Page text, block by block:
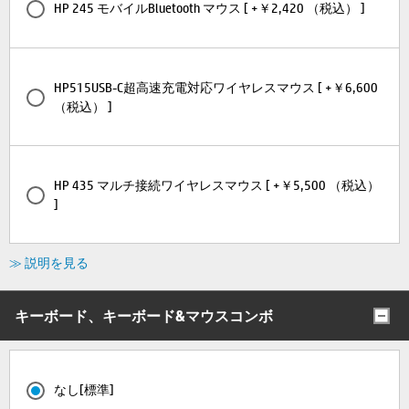
HP 245 モバイルBluetooth マウス [ +￥2,420 （税込） ]
HP515USB-C超高速充電対応ワイヤレスマウス [ +￥6,600
（税込） ]
HP 435 マルチ接続ワイヤレスマウス [ +￥5,500 （税込）
]
≫ 説明を見る
キーボード、キーボード&マウスコンボ
なし[標準]